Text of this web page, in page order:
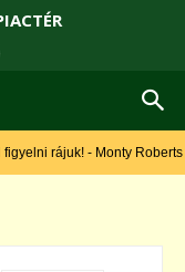
rájuk! - Monty Roberts